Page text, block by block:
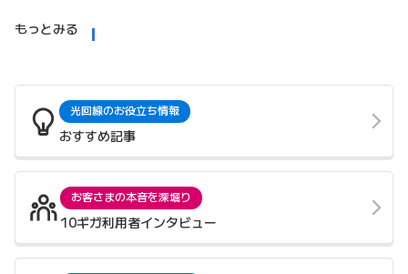
もっとみる
光回線のお役立ち情報
おすすめ記事
お客さまの本音を深堀り
10ギガ利用者インタビュー